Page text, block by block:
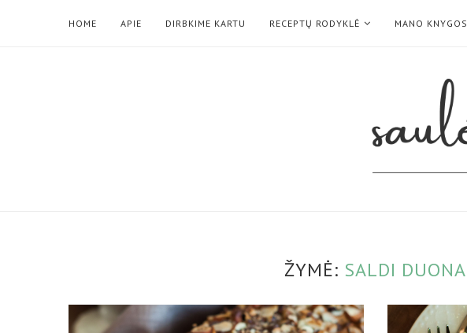
HOME APIE DIRBKIME KARTU RECEPTŲ RODYKLĖ MANO KNYGOS
ŽYMĖ: SALDI DUONA